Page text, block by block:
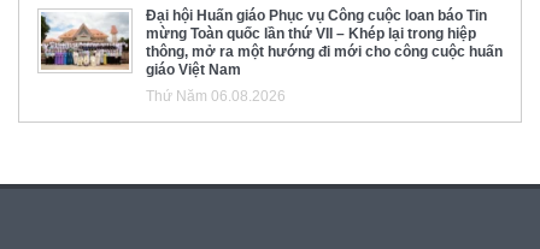
Đại hội Huấn giáo Phục vụ Công cuộc loan báo Tin
mừng Toàn quốc lần thứ VII – Khép lại trong hiệp
thông, mở ra một hướng đi mới cho công cuộc huấn
giáo Việt Nam
Thứ Năm 06.08.2026